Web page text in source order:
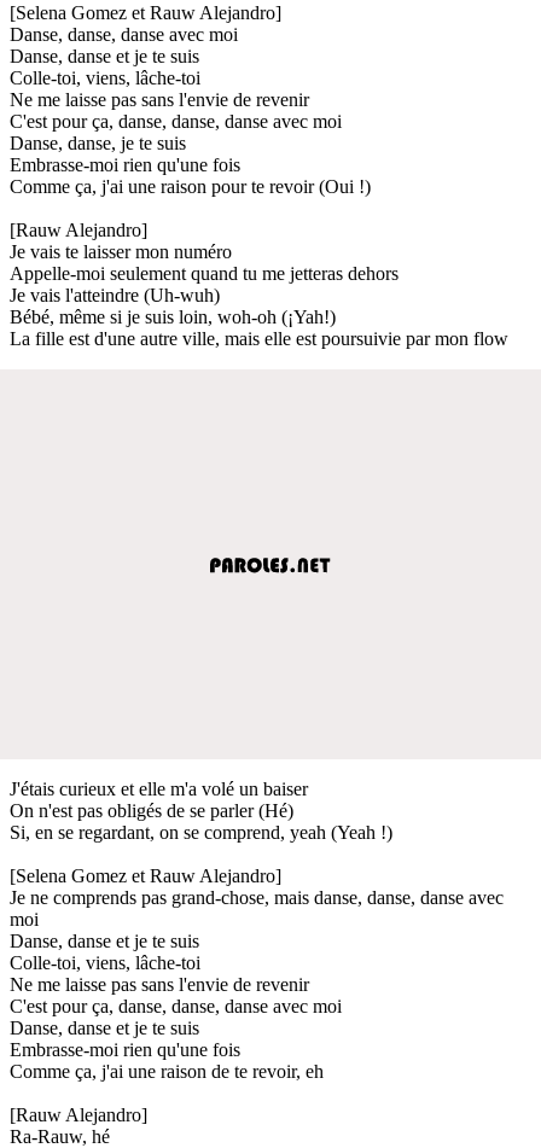
[Selena Gomez et Rauw Alejandro]
Danse, danse, danse avec moi
Danse, danse et je te suis
Colle-toi, viens, lâche-toi
Ne me laisse pas sans l'envie de revenir
C'est pour ça, danse, danse, danse avec moi
Danse, danse, je te suis
Embrasse-moi rien qu'une fois
Comme ça, j'ai une raison pour te revoir (Oui !)
[Rauw Alejandro]
Je vais te laisser mon numéro
Appelle-moi seulement quand tu me jetteras dehors
Je vais l'atteindre (Uh-wuh)
Bébé, même si je suis loin, woh-oh (¡Yah!)
La fille est d'une autre ville, mais elle est poursuivie par mon flow
J'étais curieux et elle m'a volé un baiser
On n'est pas obligés de se parler (Hé)
Si, en se regardant, on se comprend, yeah (Yeah !)
[Selena Gomez et Rauw Alejandro]
Je ne comprends pas grand-chose, mais danse, danse, danse avec
moi
Danse, danse et je te suis
Colle-toi, viens, lâche-toi
Ne me laisse pas sans l'envie de revenir
C'est pour ça, danse, danse, danse avec moi
Danse, danse et je te suis
Embrasse-moi rien qu'une fois
Comme ça, j'ai une raison de te revoir, eh
[Rauw Alejandro]
Ra-Rauw, hé